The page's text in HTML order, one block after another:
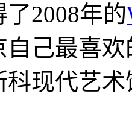
2008年的
己最喜
现代艺